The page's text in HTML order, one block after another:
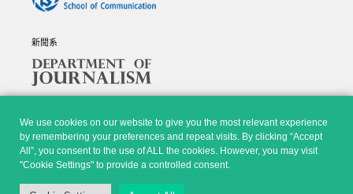
We use cookies on our website to give you the most relevant experience
by remembering your preferences and repeat visits. By clicking “Accept
All”, you consent to the use of ALL the cookies. However, you may visit
"Cookie Settings" to provide a controlled consent.
新聞系
© Copyright 2026 - 香港浸會大學傳理學院, 新聞系 |Privacy
Policy
|